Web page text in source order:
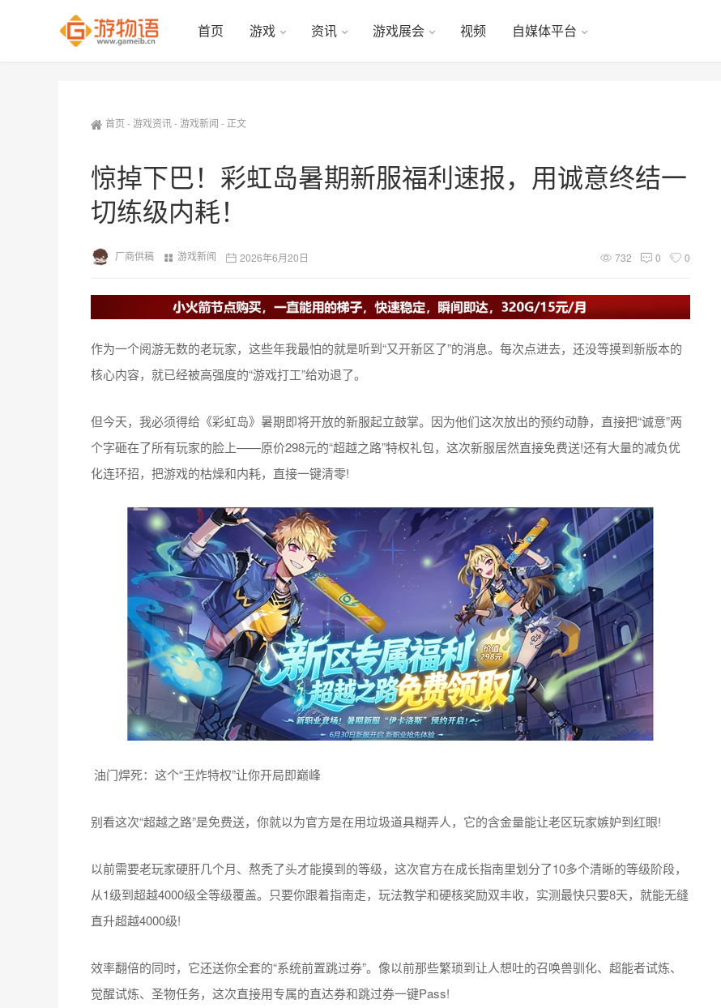
首页 游戏 资讯 游戏展会 视频 自媒体平台
首页 -游戏资讯-游戏新闻 - 正文
惊掉下巴！彩虹岛暑期新服福利速报，用诚意终结一
切练级内耗！
厂商供稿 游戏新闻 2026年6月20日 732 0 0
作为一个阅游无数的老玩家，这些年我最怕的就是听到“又开新区了”的消息。每次点进去，还没等摸到新版本的
核心内容，就已经被高强度的“游戏打工”给劝退了。
但今天，我必须得给《彩虹岛》暑期即将开放的新服起立鼓掌。因为他们这次放出的预约动静，直接把“诚意”两
个字砸在了所有玩家的脸上——原价298元的“超越之路”特权礼包，这次新服居然直接免费送!还有大量的减负优
化连环招，把游戏的枯燥和内耗，直接一键清零!
油门焊死：这个“王炸特权”让你开局即巅峰
别看这次“超越之路”是免费送，你就以为官方是在用垃圾道具糊弄人，它的含金量能让老区玩家嫉妒到红眼!
以前需要老玩家硬肝几个月、熬秃了头才能摸到的等级，这次官方在成长指南里划分了10多个清晰的等级阶段，
从1级到超越4000级全等级覆盖。只要你跟着指南走，玩法教学和硬核奖励双丰收，实测最快只要8天，就能无缝
直升超越4000级!
效率翻倍的同时，它还送你全套的“系统前置跳过券”。像以前那些繁琐到让人想吐的召唤兽驯化、超能者试炼、
觉醒试炼、圣物任务，这次直接用专属的直达券和跳过券一键Pass!